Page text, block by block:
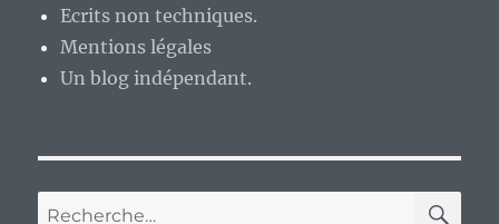
Ecrits non techniques.
Mentions légales
Un blog indépendant.
Recherche